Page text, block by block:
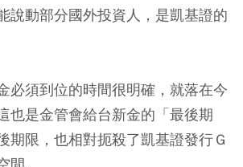
說動部分國外投資人，是凱基證的
必須到位的時間很明確，就落在今
也是金管會給台新金的「最後期
期限，也相對扼殺了凱基證發行Ｇ